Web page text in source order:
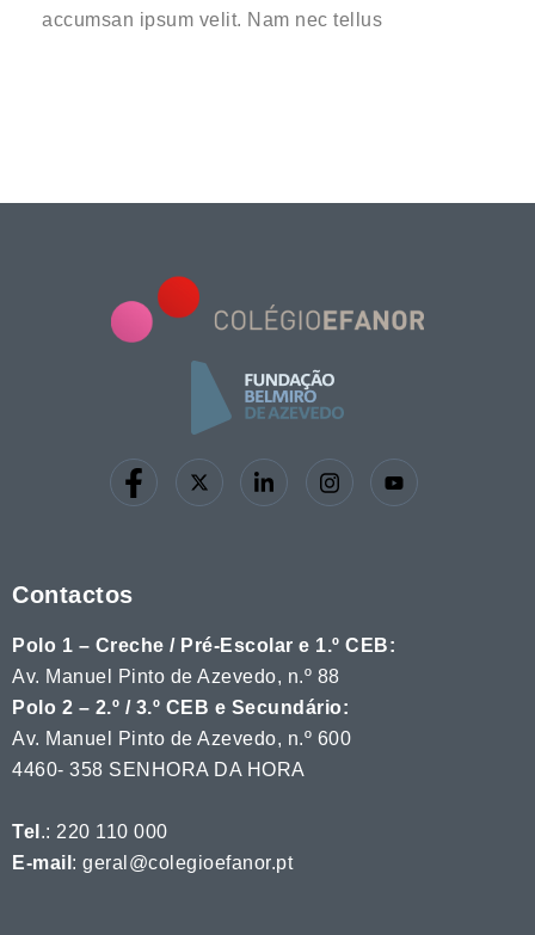
accumsan ipsum velit. Nam nec tellus
Contactos
Polo 1 – Creche / Pré-Escolar e 1.º CEB:
Av. Manuel Pinto de Azevedo, n.º 88
Polo 2 – 2.º / 3.º CEB e Secundário:
Av. Manuel Pinto de Azevedo, n.º 600
4460- 358 SENHORA DA HORA
Tel .: 220 110 000
E-mail : geral@colegioefanor.pt